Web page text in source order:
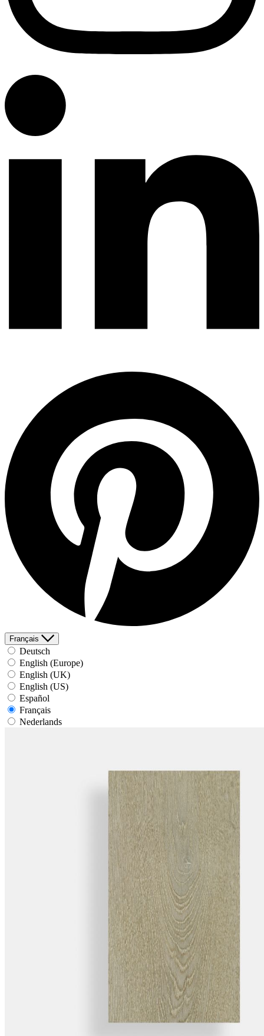
Français
Deutsch
English (Europe)
English (UK)
English (US)
Español
Français
Nederlands